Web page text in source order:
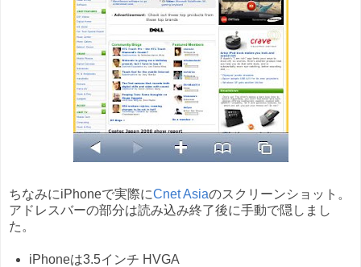
ちなみにiPhoneで実際にCnet Asiaのスクリーンショット。
アドレスバーの部分は読み込み終了後に手動で隠しまし
た。
iPhoneは3.5インチ HVGA